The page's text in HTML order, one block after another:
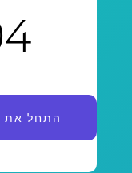
התחל את